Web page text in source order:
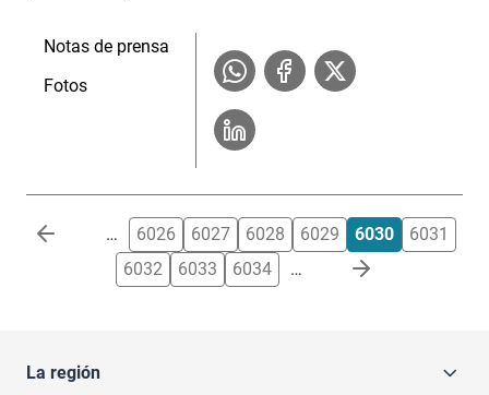
Notas de prensa
Fotos
Paginación … 6026 6027 6028 6029 6030
6031
6032
6033 6034 …
La región